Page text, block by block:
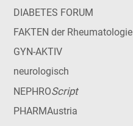
DIABETES FORUM
FAKTEN der Rheumatologie
GYN-AKTIV
neurologisch
NEPHROScript
PHARMAustria